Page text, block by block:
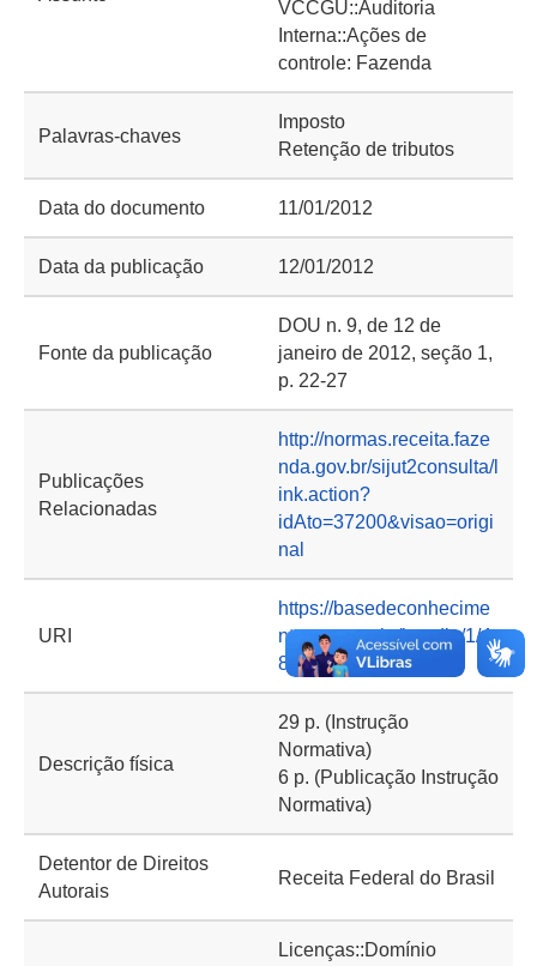
VCCGU::Auditoria
Interna::Ações de
controle: Fazenda
Palavras-chaves
Imposto
Retenção de tributos
Data do documento 11/01/2012
Data da publicação 12/01/2012
Fonte da publicação
DOU n. 9, de 12 de
janeiro de 2012, seção 1,
p. 22-27
Publicações
Relacionadas
http://normas.receita.faze
nda.gov.br/sijut2consulta/l
ink.action?
idAto=37200&visao=origi
nal
URI
https://basedeconhecime
nto.cgu.gov.br/handle/1/4
837
Descrição física
29 p. (Instrução
Normativa)
6 p. (Publicação Instrução
Normativa)
Detentor de Direitos
Autorais
Receita Federal do Brasil
Licenças::Domínio